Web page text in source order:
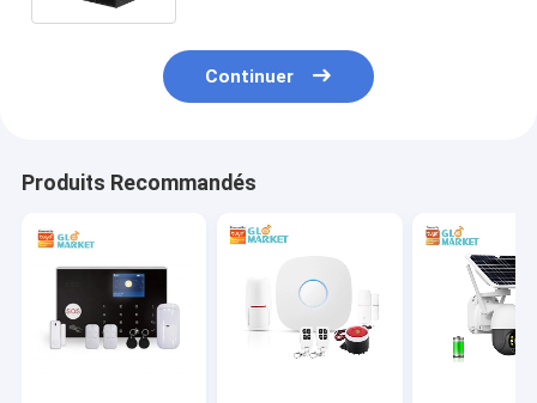
Continuer
Produits Recommandés